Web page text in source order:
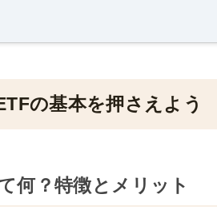
の基本を押さえよう
何？特徴とメリット